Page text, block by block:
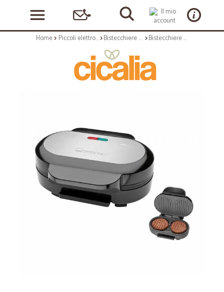
Home Piccoli elettrodomestici Bistecchiere elettriche e grill Bistecchiere e grill: Grill per hamburger hbm3696 1000w